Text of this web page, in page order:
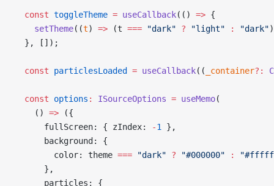
  const
toggleTheme = useCallback(() => {
    setTheme
((t) => (t === "dark" ? "light" : "dark"
  }, []);
  const
particlesLoaded = useCallback(( _container?:
  const
options : ISourceOptions = useMemo(
    ()
=> ({
      fullScreen: { zIndex:
-1
},
      background: {
        color: theme
=== "dark" ? "#000000" :
      },
      particles: {